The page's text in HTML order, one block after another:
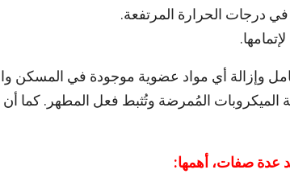
درجات الحرارة المرتفعة.
وإزالة أي مواد عضوية موجودة في المسكن
المُمرضة وتُثبط فعل المطهر. كما أن
عدة صفات، أهمها: